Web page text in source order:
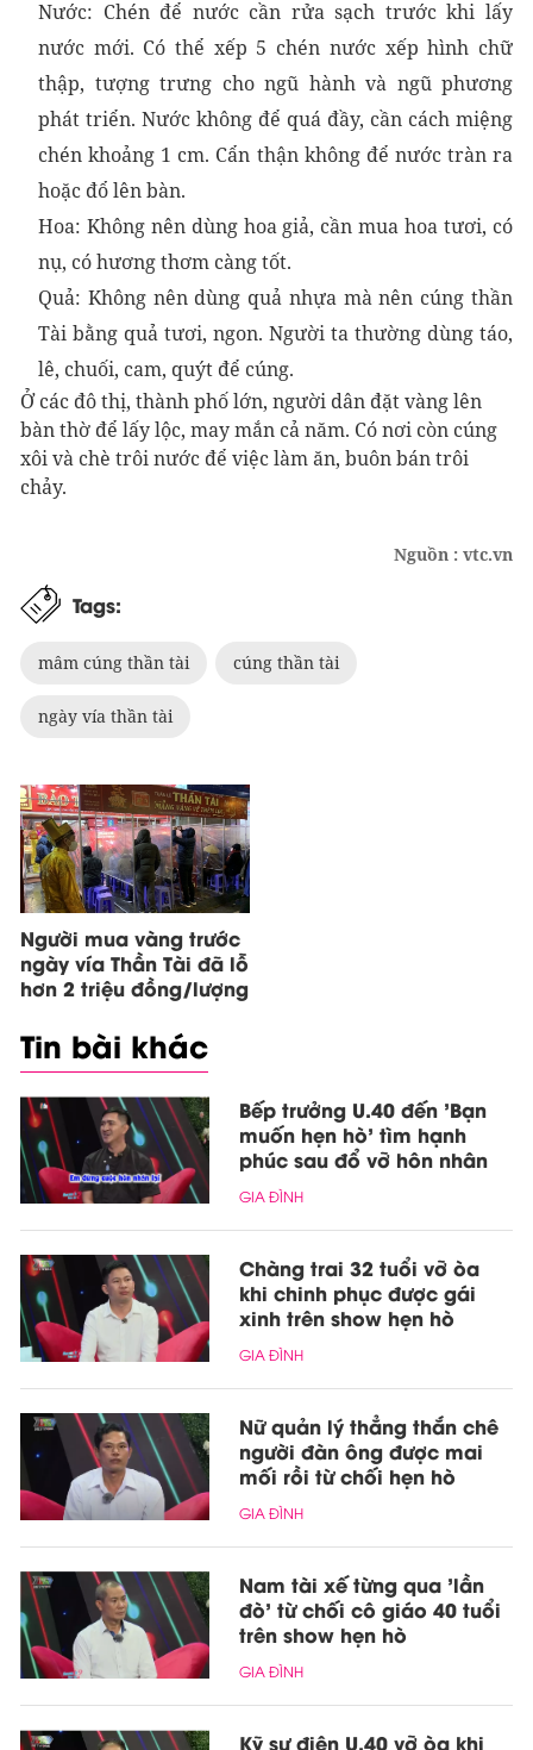
Nước: Chén để nước cần rửa sạch trước khi lấy
nước mới. Có thể xếp 5 chén nước xếp hình chữ
thập, tượng trưng cho ngũ hành và ngũ phương
phát triển. Nước không để quá đầy, cần cách miệng
chén khoảng 1 cm. Cẩn thận không để nước tràn ra
hoặc đổ lên bàn.
Hoa: Không nên dùng hoa giả, cần mua hoa tươi, có
nụ, có hương thơm càng tốt.
Quả: Không nên dùng quả nhựa mà nên cúng thần
Tài bằng quả tươi, ngon. Người ta thường dùng táo,
lê, chuối, cam, quýt để cúng.
Ở các đô thị, thành phố lớn, người dân đặt vàng lên
bàn thờ để lấy lộc, may mắn cả năm. Có nơi còn cúng
xôi và chè trôi nước để việc làm ăn, buôn bán trôi
chảy.
Nguồn : vtc.vn
Tags:
mâm cúng thần tài cúng thần tài
ngày vía thần tài
Người mua vàng trước
ngày vía Thần Tài đã lỗ
hơn 2 triệu đồng/lượng
Tin bài khác
Bếp trưởng U.40 đến 'Bạn
muốn hẹn hò' tìm hạnh
phúc sau đổ vỡ hôn nhân
GIA ĐÌNH
Chàng trai 32 tuổi vỡ òa
khi chinh phục được gái
xinh trên show hẹn hò
GIA ĐÌNH
Nữ quản lý thẳng thắn chê
người đàn ông được mai
mối rồi từ chối hẹn hò
GIA ĐÌNH
Nam tài xế từng qua 'lần
đò' từ chối cô giáo 40 tuổi
trên show hẹn hò
GIA ĐÌNH
Kỹ sư điện U.40 vỡ òa khi